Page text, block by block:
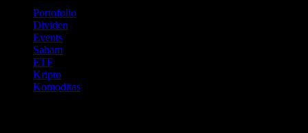
Portofolio
Dividen
Events
Saham
ETF
Kripto
Komoditas